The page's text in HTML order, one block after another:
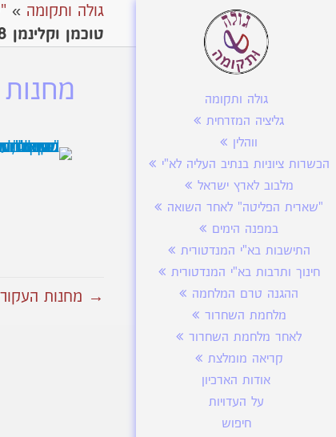
גולה ותקומה
גליציה המזרחית
ווהלין
הכשרות ציוניות בנתיב העליה לא"י
מלבוב לארץ ישראל
"שארית הפליטה" לאחר השואה
במפנה הימים
התישבות בא"י המנדטורית
חינוך ותרבות בא"י המנדטורית
ההגנה טרם המלחמה
מלחמת השחרור
לאחר מלחמת השחרור
קריאה מומלצת
אודות הארכיון
על העדויות
חיפוש
גולה ותקומה »
טוכמן וקלינמן 8
מחנות
→ מחנות